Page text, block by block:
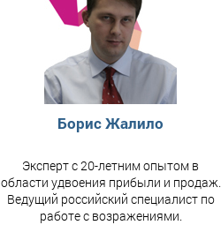
Борис Жалило
Эксперт с 20-летним опытом в
области удвоения прибыли и продаж.
Ведущий российский специалист по
работе с возражениями.